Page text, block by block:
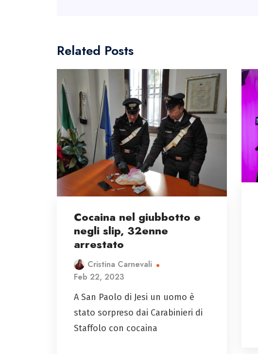
Related Posts
Cocaina nel giubbotto e
negli slip, 32enne
arrestato
Cristina Carnevali
Feb 22, 2023
A San Paolo di Jesi un uomo è
stato sorpreso dai Carabinieri di
Staffolo con cocaina